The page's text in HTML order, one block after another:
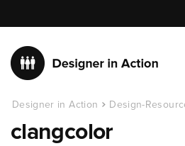
Designer in Action Design-
clangcolor